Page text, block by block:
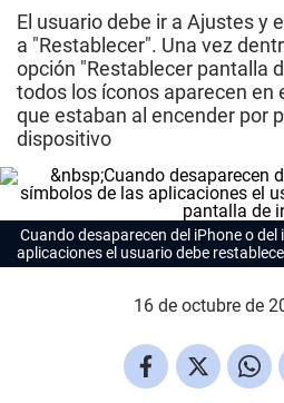
El usuario debe ir a Ajustes y
a "Restablecer". Una vez
opción "Restablecer pantalla
todos los íconos aparecen en
que estaban al encender por
dispositivo
Cuando desaparecen del iPhone o
aplicaciones el usuario debe
16 de octubre de